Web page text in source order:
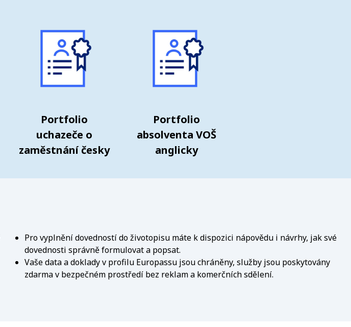
Portfolio
uchazeče o
zaměstnání česky
Portfolio
absolventa VOŠ
anglicky
Pro vyplnění dovedností do životopisu máte k dispozici nápovědu i návrhy, jak své
dovednosti správně formulovat a popsat.
Vaše data a doklady v profilu Europassu jsou chráněny, služby jsou poskytovány
zdarma v bezpečném prostředí bez reklam a komerčních sdělení.